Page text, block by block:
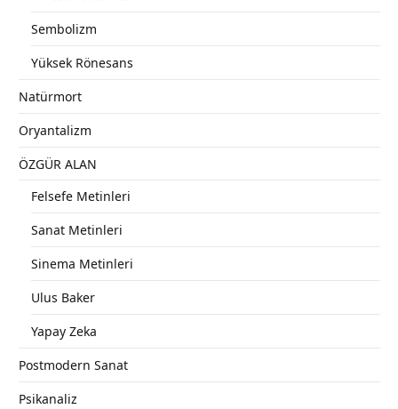
Sembolizm
Yüksek Rönesans
Natürmort
Oryantalizm
ÖZGÜR ALAN
Felsefe Metinleri
Sanat Metinleri
Sinema Metinleri
Ulus Baker
Yapay Zeka
Postmodern Sanat
Psikanaliz